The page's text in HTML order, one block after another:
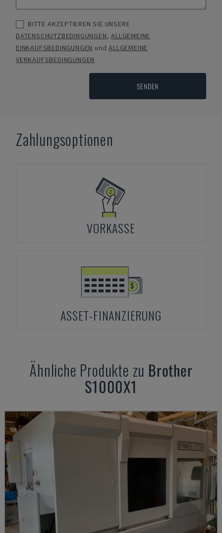
BITTE AKZEPTIEREN SIE UNSERE
DATENSCHUTZBEDINGUNGEN,ALLGEMEINE
EINKAUFSBEDINGUNGEN undALLGEMEINE
VERKAUFSBEDINGUNGEN
SENDEN
Zahlungsoptionen
VORKASSE
ASSET-FINANZIERUNG
Ähnliche Produkte zu Brother
S1000X1